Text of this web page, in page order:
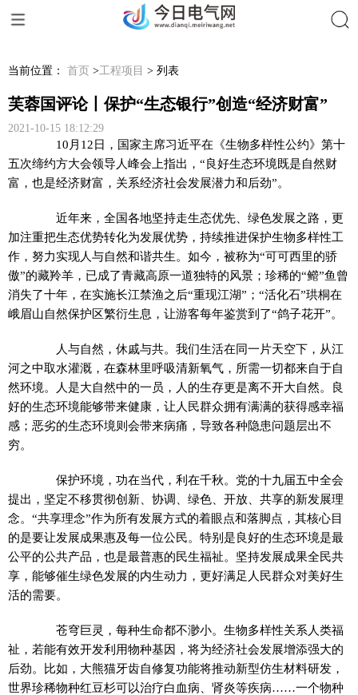
当前位置： 首页 >工程项目 > 列表
芙蓉国评论丨保护“生态银行”创造“经济财富”
2021-10-15 18:12:29
10月12日，国家主席习近平在《生物多样性公约》第十
五次缔约方大会领导人峰会上指出，“良好生态环境既是自然财
富，也是经济财富，关系经济社会发展潜力和后劲”。
近年来，全国各地坚持走生态优先、绿色发展之路，更
加注重把生态优势转化为发展优势，持续推进保护生物多样性工
作，努力实现人与自然和谐共生。如今，被称为“可可西里的骄
傲”的藏羚羊，已成了青藏高原一道独特的风景；珍稀的“鳤”鱼曾
消失了十年，在实施长江禁渔之后“重现江湖”；“活化石”珙桐在
峨眉山自然保护区繁衍生息，让游客每年鉴赏到了“鸽子花开”。
人与自然，休戚与共。我们生活在同一片天空下，从江
河之中取水灌溉，在森林里呼吸清新氧气，所需一切都来自于自
然环境。人是大自然中的一员，人的生存更是离不开大自然。良
好的生态环境能够带来健康，让人民群众拥有满满的获得感幸福
感；恶劣的生态环境则会带来病痛，导致各种隐患问题层出不
穷。
保护环境，功在当代，利在千秋。党的十九届五中全会
提出，坚定不移贯彻创新、协调、绿色、开放、共享的新发展理
念。“共享理念”作为所有发展方式的着眼点和落脚点，其核心目
的是要让发展成果惠及每一位公民。特别是良好的生态环境是最
公平的公共产品，也是最普惠的民生福祉。坚持发展成果全民共
享，能够催生绿色发展的内生动力，更好满足人民群众对美好生
活的需要。
苍穹巨灵，每种生命都不渺小。生物多样性关系人类福
祉，若能有效开发利用物种基因，将为经济社会发展增添强大的
后劲。比如，大熊猫牙齿自修复功能将推动新型仿生材料研发，
世界珍稀物种红豆杉可以治疗白血病、肾炎等疾病……一个物种